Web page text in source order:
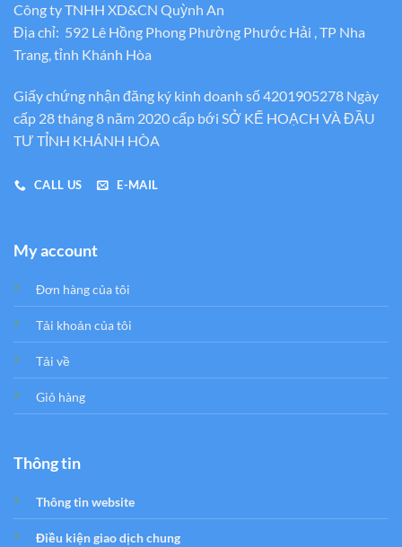
Công ty TNHH XD&CN Quỳnh An
Địa chỉ: 592 Lê Hồng Phong Phường Phước Hải , TP Nha
Trang, tỉnh Khánh Hòa
Giấy chứng nhận đăng ký kinh doanh số 4201905278 Ngày
cấp 28 tháng 8 năm 2020 cấp bới SỞ KẾ HOẠCH VÀ ĐẦU
TƯ TỈNH KHÁNH HÒA
CALL US E-MAIL
My account
Đơn hàng của tôi
Tải khoản của tôi
Tải về
Giỏ hàng
Thông tin
Thông tin website
Điều kiện giao dịch chung